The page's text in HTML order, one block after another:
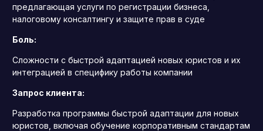
предлагающая услуги по регистрации бизнеса,
налоговому консалтингу и защите прав в суде
Боль:
Сложности с быстрой адаптацией новых юристов и их
интеграцией в специфику работы компании
Запрос клиента:
Разработка программы быстрой адаптации для новых
юристов, включая обучение корпоративным стандартам